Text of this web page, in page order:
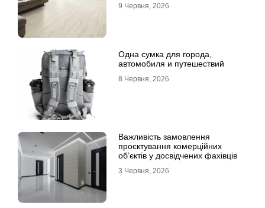
9 Червня, 2026
Одна сумка для города,
автомобиля и путешествий
8 Червня, 2026
Важливість замовлення
проєктування комерційних
об’єктів у досвідчених фахівців
3 Червня, 2026